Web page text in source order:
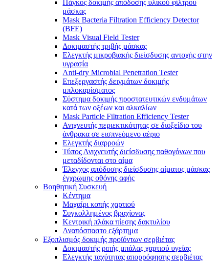
Πάγκος δοκιμής απόδοσης υλικού φίλτρου
μάσκας
Mask Bacteria Filtration Efficiency Detector
(BFE)
Mask Visual Field Tester
Δοκιμαστής τριβής μάσκας
Ελεγκτής μικροβιακής διείσδυσης αντοχής στην
υγρασία
Anti-dry Microbial Penetration Tester
Επεξεργαστής δειγμάτων δοκιμής
μπλοκαρίσματος
Σύστημα δοκιμής προστατευτικών ενδυμάτων
κατά των οξέων και αλκαλίων
Mask Particle Filtration Efficiency Tester
Ανιχνευτής περιεκτικότητας σε διοξείδιο του
άνθρακα σε εισπνεόμενο αέριο
Ελεγκτής διαρροών
Τύπος Ανιχνευτής διείσδυσης παθογόνων που
μεταδίδονται στο αίμα
Έλεγχος απόδοσης διείσδυσης αίματος μάσκας
έγχρωμης οθόνης αφής
Βοηθητική Συσκευή
Κέντημα
Μαχαίρι κοπής χαρτιού
Συγκολλημένος βραχίονας
Κεντρική πλάκα πίεσης δακτυλίου
Αναπόσπαστο εξάρτημα
Εξοπλισμός δοκιμής προϊόντων σερβιέτας
Δοκιμαστής ριπής μπάλας χαρτιού υγείας
Ελεγκτής ταχύτητας απορρόφησης σερβιέτας